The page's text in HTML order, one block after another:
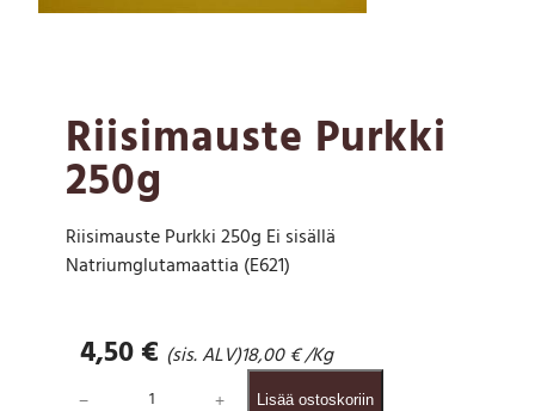
Riisimauste Purkki
250g
Riisimauste Purkki 250g Ei sisällä
Natriumglutamaattia (E621)
4,50€ (sis. ALV)18,00€/Kg
− + Lisää ostoskoriin